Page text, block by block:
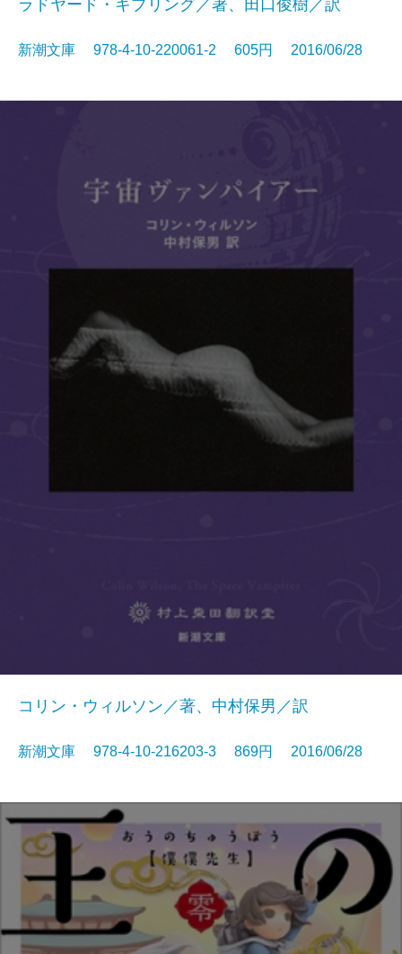
ラドヤード・キプリング／著、田口俊樹／訳
新潮文庫 978-4-10-220061-2 605円 2016/06/28
コリン・ウィルソン／著、中村保男／訳
新潮文庫 978-4-10-216203-3 869円 2016/06/28